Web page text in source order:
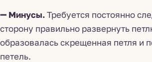
➖ Минусы.Требуется постоянно
сторону правильно развернуть
образовалась скрещенная петля и
петель.